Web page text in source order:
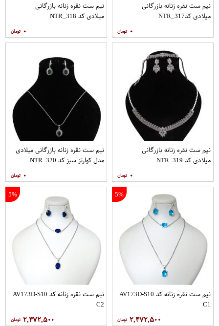
نیم ست نقره زنانه بازرگانی
میلادی کدNTR_317
۰
نیم ست نقره زنانه بازرگانی
میلادی کد NTR_318
۰
نیم ست نقره زنانه بازرگانی
میلادی کد NTR_319
۰
نیم ست نقره زنانه بازرگانی میلادی
مدل کوارتز سبز کد NTR_320
۰
5%
نیم ست نقره زنانه کد AV173D-S10
C1
۲,۴۷۲,۵۰۰
5%
نیم ست نقره زنانه کد AV173D-S10
C2
۲,۴۷۲,۵۰۰